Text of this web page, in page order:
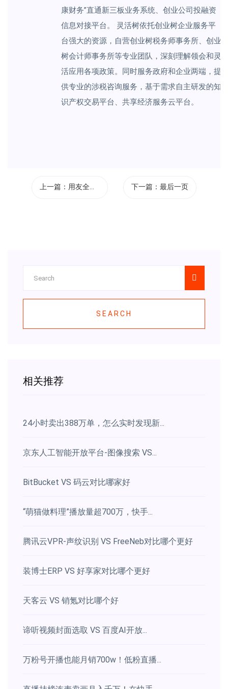
康财务”直通新三板业务系统、创业公司投融资
信息对接平台。 灵活树依托创业树企业服务平
台强大的资源，自营创业树税务师事务所、创业
树会计师事务所等专业团队，深刻理解领会和灵
活应用各项政策。同时服务政府和企业两端，提
供专业的涉税咨询服务，基于需求自主研发的知
识产权交易平台、共享经济服务云平台。
下一篇： 最后一页
上一篇： 用友全员裂...
SEARCH
相关推荐
24小时卖出388万单，怎么实时发现新...
京东人工智能开放平台-图像搜索 VS...
BitBucket VS 码云对比哪家好
“萌猫做料理”播放量超700万，快手...
腾讯云VPR-声纹识别 VS FreeNeb对比哪个更好
装博士ERP VS 好享家对比哪个更好
天客云 VS 销氪对比哪个好
谛听视频封面选取 VS 百度AI开放...
万粉号开播也能月销700w！低粉直播...